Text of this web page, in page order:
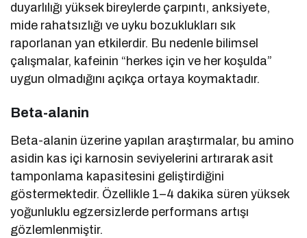
duyarlılığı yüksek bireylerde çarpıntı, anksiyete,
mide rahatsızlığı ve uyku bozuklukları sık
raporlanan yan etkilerdir. Bu nedenle bilimsel
çalışmalar, kafeinin “herkes için ve her koşulda”
uygun olmadığını açıkça ortaya koymaktadır.
Beta-alanin
Beta-alanin üzerine yapılan araştırmalar, bu amino
asidin kas içi karnosin seviyelerini artırarak asit
tamponlama kapasitesini geliştirdiğini
göstermektedir. Özellikle 1–4 dakika süren yüksek
yoğunluklu egzersizlerde performans artışı
gözlemlenmiştir.